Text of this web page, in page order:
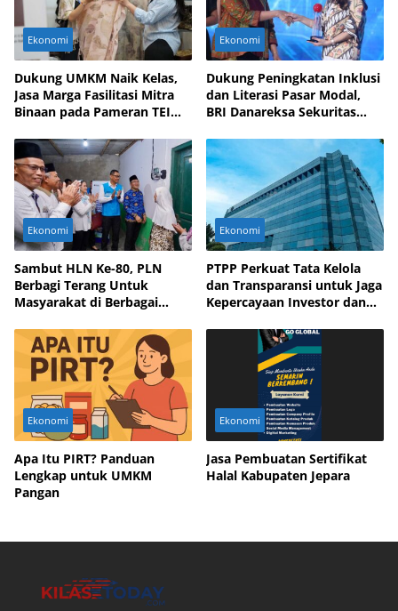
Ekonomi
Dukung UMKM Naik Kelas,
Jasa Marga Fasilitasi Mitra
Binaan pada Pameran TEI
Ekonomi
Dukung Peningkatan Inklusi
dan Literasi Pasar Modal,
BRI Danareksa Sekuritas
Ekonomi
Sambut HLN Ke-80, PLN
Berbagi Terang Untuk
Masyarakat di Berbagai
Ekonomi
PTPP Perkuat Tata Kelola
dan Transparansi untuk Jaga
Kepercayaan Investor dan
Ekonomi
Apa Itu PIRT? Panduan
Lengkap untuk UMKM
Pangan
Ekonomi
Jasa Pembuatan Sertifikat
Halal Kabupaten Jepara